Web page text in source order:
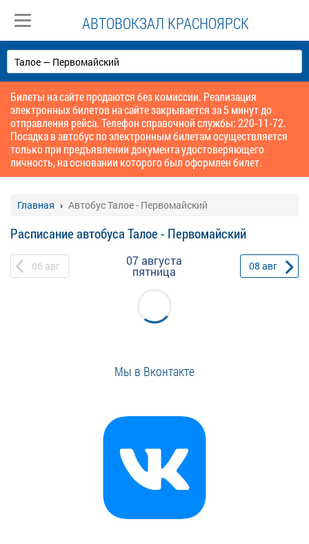
АВТОВОКЗАЛ КРАСНОЯРСК
Билеты на сайте продаются без комиссии. Реализация
электронных билетов на сайте закрывается за 5 минут до
отправления рейса. Телефон справочной службы: 220-11-72.
Посадка в автобус по электронным билетам осуществляется
только при предъявлении документа удостоверяющего
личность, на основании которого был оформлен билет.
Главная Автобус Талое - Первомайский
Расписание автобуса Талое - Первомайский
06 авг 07 августа
пятница 08 авг
Мы в Вконтакте